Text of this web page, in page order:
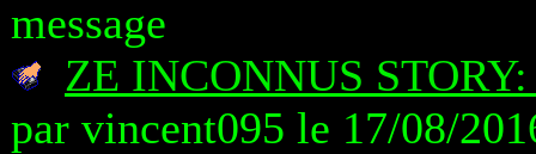
message
ZE INCONNUS
par vincent095 le 17/08/